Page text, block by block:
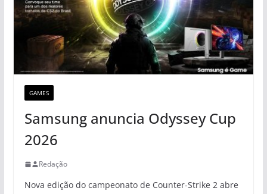
GAMES
Samsung anuncia Odyssey Cup
2026
Redação
Nova edição do campeonato de Counter-Strike 2 abre